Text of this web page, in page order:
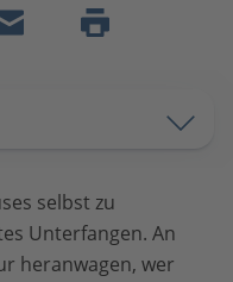
selbst zu
Unterfangen. An
heranwagen, wer